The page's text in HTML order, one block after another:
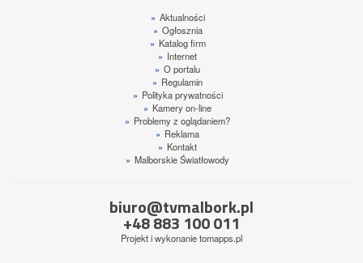
» Aktualności
» Ogłosznia
» Katalog firm
» Internet
» O portalu
» Regulamin
» Polityka prywatności
» Kamery on-line
» Problemy z oglądaniem?
» Reklama
» Kontakt
» Malborskie Światłowody
biuro@tvmalbork.pl
+48 883 100 011
Projekt i wykonanietomapps.pl